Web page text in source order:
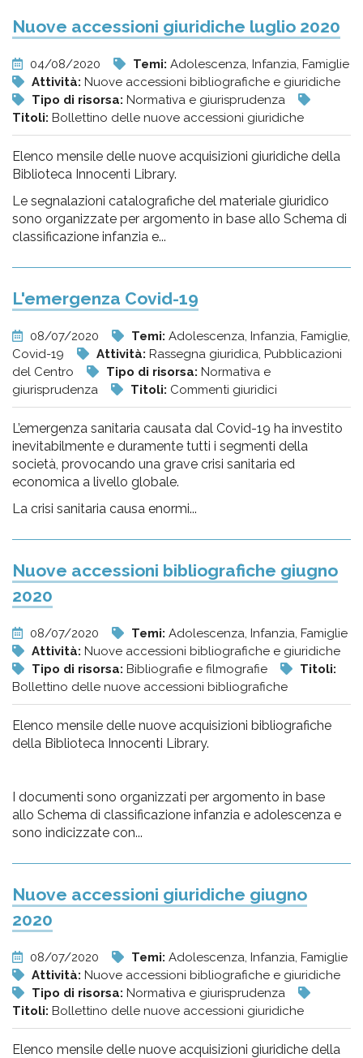
Nuove accessioni giuridiche luglio 2020
04/08/2020 Temi: Adolescenza, Infanzia, Famiglie
Attività: Nuove accessioni bibliografiche e giuridiche
Tipo di risorsa: Normativa e giurisprudenza
Titoli: Bollettino delle nuove accessioni giuridiche
Elenco mensile delle nuove acquisizioni giuridiche della
Biblioteca Innocenti Library.
Le segnalazioni catalografiche del materiale giuridico
sono organizzate per argomento in base allo Schema di
classificazione infanzia e...
L'emergenza Covid-19
08/07/2020 Temi: Adolescenza, Infanzia, Famiglie,
Covid-19
Attività: Rassegna giuridica, Pubblicazioni
del Centro
Tipo di risorsa: Normativa e
giurisprudenza
Titoli: Commenti giuridici
L’emergenza sanitaria causata dal Covid-19 ha investito
inevitabilmente e duramente tutti i segmenti della
società, provocando una grave crisi sanitaria ed
economica a livello globale.
La crisi sanitaria causa enormi...
Nuove accessioni bibliografiche giugno
2020
08/07/2020 Temi: Adolescenza, Infanzia, Famiglie
Attività: Nuove accessioni bibliografiche e giuridiche
Tipo di risorsa: Bibliografie e filmografie
Titoli:
Bollettino delle nuove accessioni bibliografiche
Elenco mensile delle nuove acquisizioni bibliografiche
della Biblioteca Innocenti Library.
I documenti sono organizzati per argomento in base
allo Schema di classificazione infanzia e adolescenza e
sono indicizzate con...
Nuove accessioni giuridiche giugno
2020
08/07/2020 Temi: Adolescenza, Infanzia, Famiglie
Attività: Nuove accessioni bibliografiche e giuridiche
Tipo di risorsa: Normativa e giurisprudenza
Titoli: Bollettino delle nuove accessioni giuridiche
Elenco mensile delle nuove acquisizioni giuridiche della